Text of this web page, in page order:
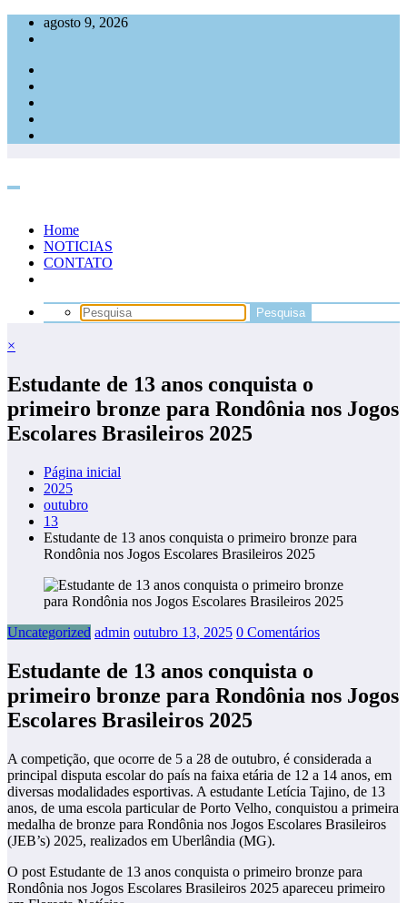
Pular
para
conteúdo
agosto 9, 2026
Home
NOTICIAS
CONTATO
×
Estudante de 13 anos conquista o
primeiro bronze para Rondônia nos Jogos
Escolares Brasileiros 2025
Página inicial
2025
outubro
13
Estudante de 13 anos conquista o primeiro bronze para
Rondônia nos Jogos Escolares Brasileiros 2025
Uncategorized admin outubro 13, 2025 0 Comentários
Estudante de 13 anos conquista o
primeiro bronze para Rondônia nos Jogos
Escolares Brasileiros 2025
A competição, que ocorre de 5 a 28 de outubro, é considerada a
principal disputa escolar do país na faixa etária de 12 a 14 anos, em
diversas modalidades esportivas. A estudante Letícia Tajino, de 13
anos, de uma escola particular de Porto Velho, conquistou a primeira
medalha de bronze para Rondônia nos Jogos Escolares Brasileiros
(JEB’s) 2025, realizados em Uberlândia (MG).
O post Estudante de 13 anos conquista o primeiro bronze para
Rondônia nos Jogos Escolares Brasileiros 2025 apareceu primeiro